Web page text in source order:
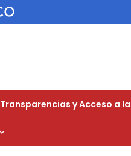
Transparencias y Acceso a